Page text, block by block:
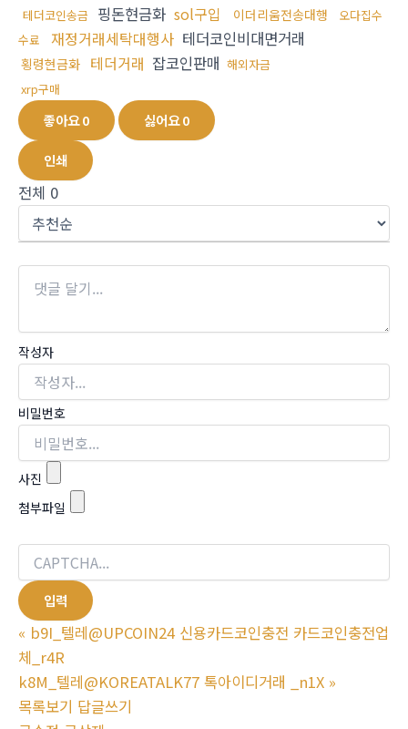
테더코인송금 핑돈현금화 sol구입 이더리움전송대행
오다집수
수료
재정거래세탁대행사 테더코인비대면거래
횡령현금화 테더거래 잡코인판매 해외자금
xrp구매
좋아요0 싫어요0
인쇄
전체 0
작성자
비밀번호
사진
첨부파일
« b9I_텔레@UPCOIN24 신용카드코인충전 카드코인충전업
체_r4R
k8M_텔레@KOREATALK77 톡아이디거래 _n1X »
목록보기 답글쓰기